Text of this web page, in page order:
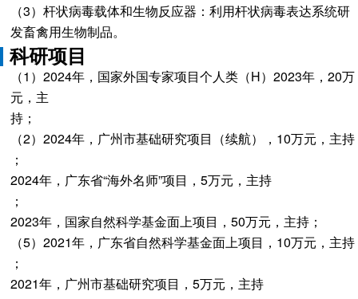
（3）杆状病毒载体和生物反应器：利用杆状病毒表达系统研
发畜禽用生物制品。
科研项目
（1）2024年，国家外国专家项目个人类（H）2023年，20万
元，主
（2）2024年，广州市基础研究项目（续航），10万元，主持
2024年，广东省“海外名师”项目，5万元，主持
；
2023年，国家自然科学基金面上项目，50万元，主持；
（5）2021年，广东省自然科学基金面上项目，10万元，主持
；
2021年，广州市基础研究项目，5万元，主持